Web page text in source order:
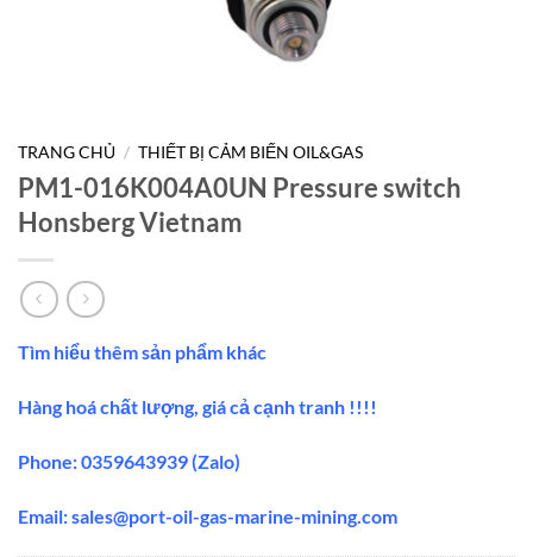
TRANG CHỦ / THIẾT BỊ CẢM BIẾN OIL&GAS
PM1-016K004A0UN Pressure switch
Honsberg Vietnam
Tìm hiểu thêm sản phẩm khác
Hàng hoá chất lượng, giá cả cạnh tranh !!!!
Phone: 0359643939 (Zalo)
Email:sales@port-oil-gas-marine-mining.com